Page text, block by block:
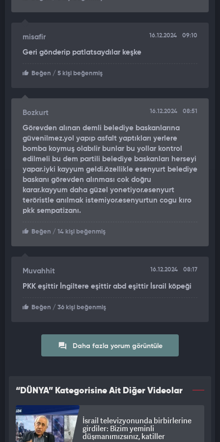
misafir 16.12.2024 09:10
Geri gönderip patlatsaydılar keşke
Beğen / 5 kişi beğenmiş
Bozkurt 16.12.2024 08:51
Görevden alınan demli belediye baskanlarına
güvenilmez.yol yapıp asfalt yaptıkları yerlere
bomba koymuş olabılir bunlar bu yollar kontrol
edilmeli bu dem partili belediye baskanları herseyi
yapar.iyki kayyum geldi.özellikle esenyurt belediye
baskanı görevden alınması cok doğru
karar.kayyum daha güzel yonetiyor.esenyurt
teröristle anılmak istemiyor.esenyurtun cogu kıro
pkk sempatizanı.
Beğen / 14 kişi beğenmiş
Muvahhit 16.12.2024 08:17
PKK eşittir İngiltere eşittir abd eşittir İsrail köpeği
Beğen / 36 kişi beğenmiş
Daha fazla yorum görüntüle
“DÜNYA” Kategorisine Ait Diğer Videolar
İsrail televizyonunda birbirlerine
girdiler: Bizim yeminli
düşmanımızsınız, katiller